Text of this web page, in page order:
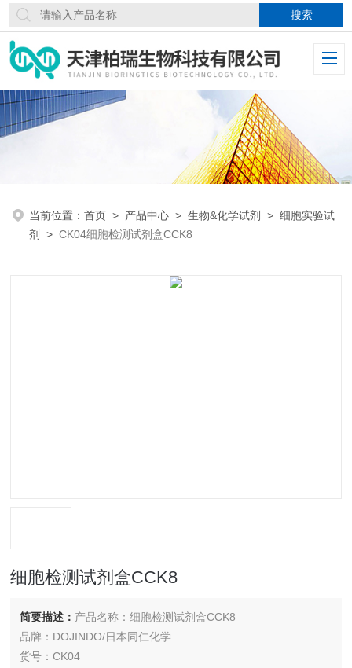
当前位置：首页 > 产品中心 >生物&化学试剂 >细胞实验试
剂
>CK04细胞检测试剂盒CCK8
细胞检测试剂盒CCK8
简要描述： 产品名称：细胞检测试剂盒CCK8
品牌：DOJINDO/日本同仁化学
货号：CK04